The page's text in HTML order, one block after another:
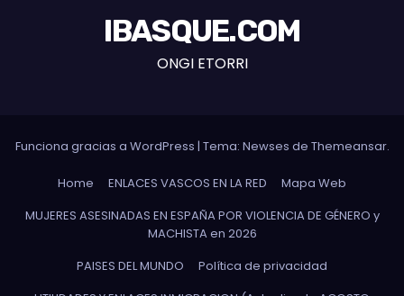
IBASQUE.COM
ONGI ETORRI
Funciona gracias a WordPress | Tema: Newses de Themeansar.
Home ENLACES VASCOS EN LA RED
Mapa Web
MUJERES ASESINADAS EN ESPAÑA POR VIOLENCIA DE GÉNERO y
MACHISTA en 2026
PAISES DEL MUNDO
Política de privacidad